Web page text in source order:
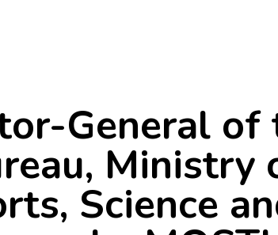
General of
Ministry
Science